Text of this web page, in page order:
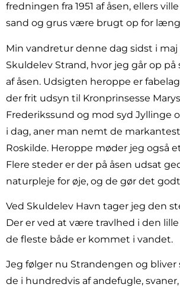
fredningen fra 1951 af åsen, ellers
sand og grus være brugt op for
Min vandretur denne dag sidst i
Skuldelev Strand, hvor jeg går op
af åsen. Udsigten heroppe er
der frit udsyn til Kronprinsesse
Frederikssund og mod syd Jyllinge
i dag, aner man nemt de
Roskilde. Heroppe møder jeg også
Flere steder er der på åsen udsat
naturpleje for øje, og de gør det
Ved Skuldelev Havn tager jeg den
Der er ved at være travlhed i den
de fleste både er kommet i vandet.
Jeg følger nu Strandengen og bliver
de i hundredvis af andefugle,